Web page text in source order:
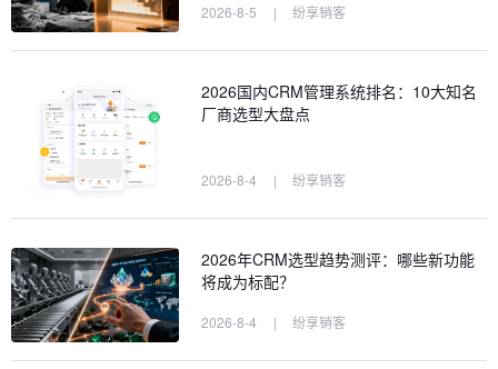
2026-8-5 | 纷享销客
2026国内CRM管理系统排名：10大知名
厂商选型大盘点
2026-8-4 | 纷享销客
2026年CRM选型趋势测评：哪些新功能
将成为标配？
2026-8-4 | 纷享销客